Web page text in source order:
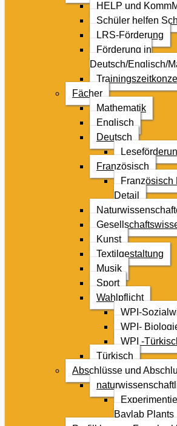
HELP und
Schüler helfen
LRS-Förderung
Förderung in
Deutsch/Englisch/
Fächer
Mathematik
Englisch
Deutsch
Französisch
Französisch
Detail
Kunst
Textilgestaltung
Musik
Sport
Wahlpflicht
WPI-
WPI-
WPI -
Türkisch
Abschlüsse und
Baylab Plants